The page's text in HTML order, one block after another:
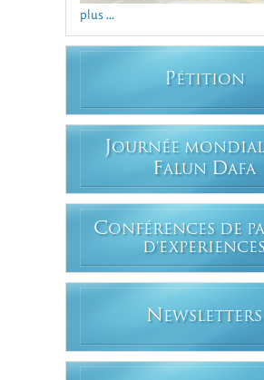
plus ...
PÉTITION
JOURNÉE
FALUN DAFA
CONFÉRENCES DE
D'EXPERIENCES
N EWSLETTERS